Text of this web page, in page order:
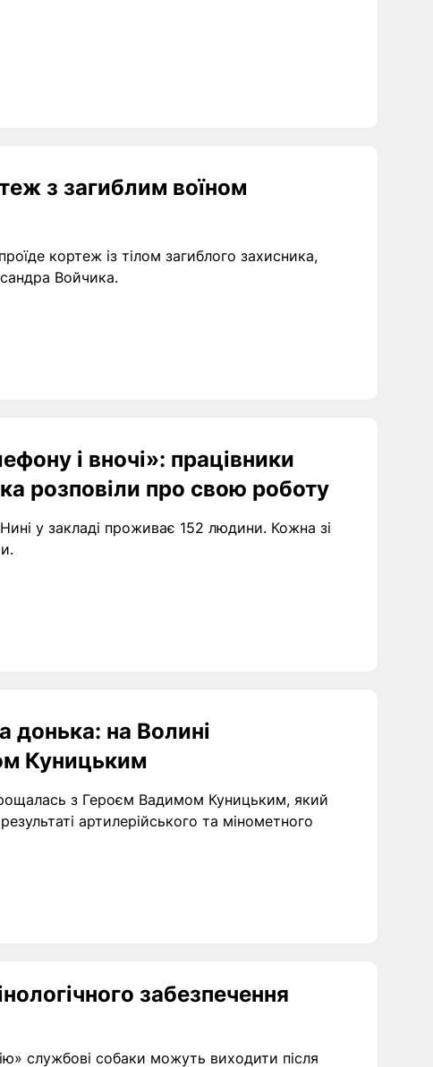
з загиблим воїном
кортеж із тілом загиблого захисника,
Войчика.
і вночі»: працівники
розповіли про свою роботу
у закладі проживає 152 людини. Кожна зі
донька: на Волині
Куницьким
з Героєм Вадимом Куницьким, який
артилерійського та мінометного
забезпечення
службові собаки можуть виходити після